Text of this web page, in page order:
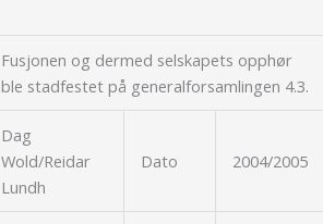
Fusjonen og dermed selskapets opphør
ble stadfestet på generalforsamlingen 4.3.
Dag
Wold/Reidar
Lundh
Dato 2004/2005